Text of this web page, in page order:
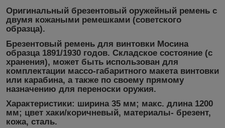
Оригинальный брезентовый оружейный ремень с
двумя кожаными ремешками (советского
образца).
Брезентовый ремень для винтовки Мосина
образца 1891/1930 годов. Складское состояние (с
хранения), может быть использован для
комплектации массо-габаритного макета винтовки
или карабина, а также по своему прямому
назначению для переноски оружия.
Характеристики: ширина 35 мм; макс. длина 1200
мм; цвет хаки/коричневый, материалы- брезент,
кожа, сталь.